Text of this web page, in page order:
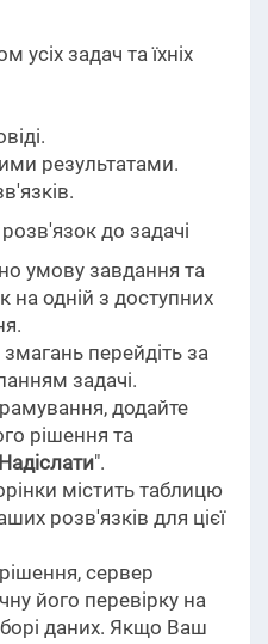
усіх задач та їхніх
результатами.
до задачі
умову завдання та
на одній з доступних
перейдіть за
задачі.
додайте
рішення та
Надіслати".
містить таблицю
розв'язків для цієї
сервер
його перевірку на
даних. Якщо Ваш